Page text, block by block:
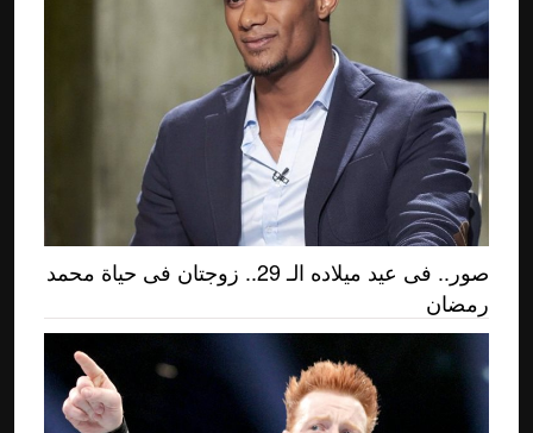
صور.. فى عيد ميلاده الـ 29.. زوجتان فى حياة محمد
رمضان